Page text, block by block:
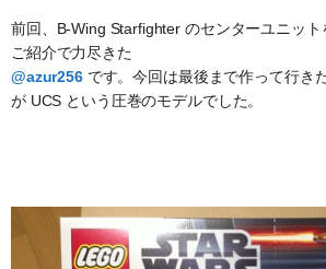
前回、B-Wing Starfighter のセンターユニッ
ご紹介で力尽きた
@azur256です。今回は最後まで作って行き
が UCS という圧巻のモデルでした。